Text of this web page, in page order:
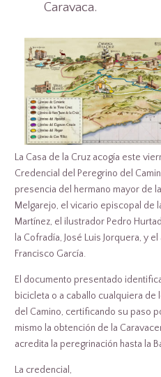
Caravaca.
La Casa de la Cruz acogía este
Credencial del Peregrino del
presencia del hermano mayor de
Melgarejo, el vicario episcopal de
Martínez, el ilustrador Pedro
la Cofradía, José Luis Jorquera, y
Francisco García.
El documento presentado
bicicleta o a caballo cualquiera
del Camino, certificando su paso
mismo la obtención de la
acredita la peregrinación hasta la
La credencial,